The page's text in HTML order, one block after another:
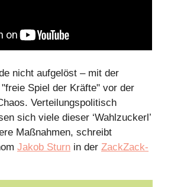
nicht aufgelöst – mit der
Spiel der Kräfte" vor der
Verteilungspolitisch
sich viele dieser ‘Wahlzuckerl’
Maßnahmen, schreibt
Jakob Sturn in der ZackZack-